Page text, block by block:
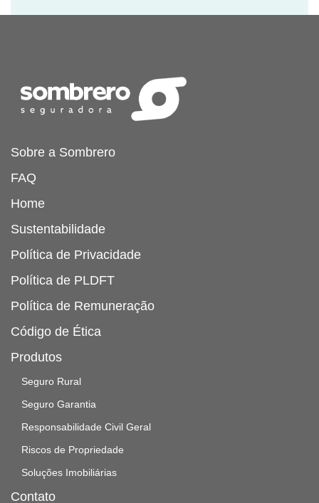
Sobre a Sombrero
FAQ
Home
Sustentabilidade
Política de Privacidade
Política de PLDFT
Política de Remuneração
Código de Ética
Produtos
Seguro Rural
Seguro Garantia
Responsabilidade Civil Geral
Riscos de Propriedade
Soluções Imobiliárias
Contato